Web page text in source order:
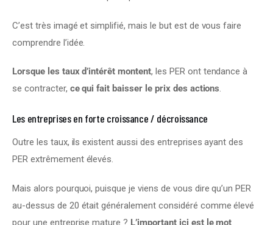
C’est très imagé et simplifié, mais le but est de vous faire
comprendre l’idée.
Lorsque les taux d’intérêt montent, les PER ont tendance à
se contracter, ce qui fait baisser le prix des actions.
Les entreprises en forte croissance / décroissance
Outre les taux, ils existent aussi des entreprises ayant des
PER extrêmement élevés.
Mais alors pourquoi, puisque je viens de vous dire qu’un PER
au-dessus de 20 était généralement considéré comme élevé
pour une entreprise mature ? L’important ici est le mot